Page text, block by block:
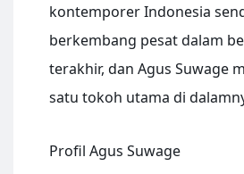
kontemporer Indonesia
berkembang pesat dalam
terakhir, dan Agus Suwage
satu tokoh utama di
Profil Agus Suwage